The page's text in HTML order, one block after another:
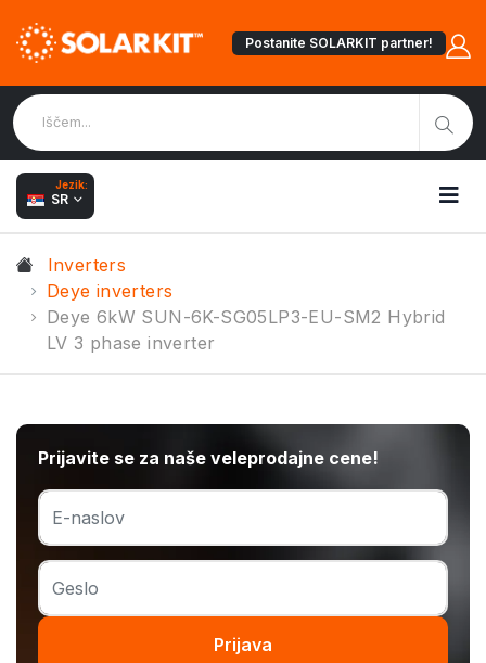
Postanite SOLARKIT partner!
Jezik:
SR
Inverters
Deye inverters
Deye 6kW SUN-6K-SG05LP3-EU-SM2 Hybrid
LV 3 phase inverter
Prijavite se za naše veleprodajne cene!
Prijava